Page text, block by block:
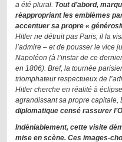
a été plural. Tout d’abord,
réappropriant les emblèmes
accentuer sa propre «
Hitler ne détruit pas Paris, il la
l’admire – et de pousser le vice
Napoléon (à l’instar de ce
en 1806). Bref, la tournée
triomphateur respectueux de
Hitler cherche en réalité à
agrandissant sa propre capitale,
diplomatique censé rassurer
Indéniablement, cette visite
mise en scène. Ces images-